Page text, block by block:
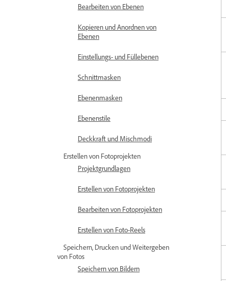
Bearbeiten von Ebenen
Kopieren und Anordnen von
Ebenen
Einstellungs- und Füllebenen
Schnittmasken
Ebenenmasken
Ebenenstile
Deckkraft und Mischmodi
Erstellen von Fotoprojekten
Projektgrundlagen
Erstellen von Fotoprojekten
Bearbeiten von Fotoprojekten
Erstellen von Foto-Reels
Speichern, Drucken und Weitergeben
von Fotos
Speichern von Bildern